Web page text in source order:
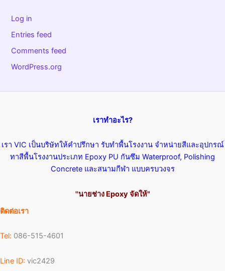
Log in
Entries feed
Comments feed
WordPress.org
เราทำอะไร?
เรา VIC เป็นบริษัทให้คำปรึกษา รับทำพื้นโรงงาน จำหน่ายสีและอุปกรณ์
ทาสีพื้นโรงงานประเภท Epoxy PU กันซึม Waterproof, Polishing
Concrete และสนามกีฬา แบบครบวงจร
''นายช่าง Epoxy จัดให้"
ติดต่อเรา
Tel: 086-515-4601
Line ID: vic2429